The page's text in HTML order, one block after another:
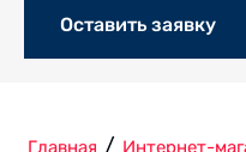
Оставить заявку
Главная / Интернет-